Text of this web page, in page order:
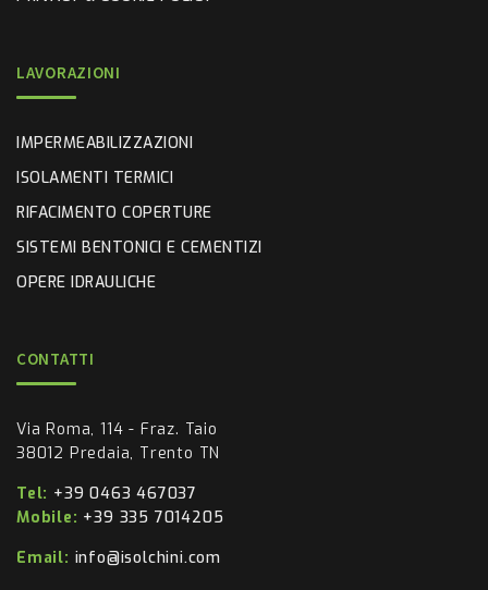
LAVORAZIONI
IMPERMEABILIZZAZIONI
ISOLAMENTI TERMICI
RIFACIMENTO COPERTURE
SISTEMI BENTONICI E CEMENTIZI
OPERE IDRAULICHE
CONTATTI
Via Roma, 114 - Fraz. Taio
38012 Predaia, Trento TN
Tel: +39 0463 467037
Mobile: +39 335 7014205
Email: info@isolchini.com